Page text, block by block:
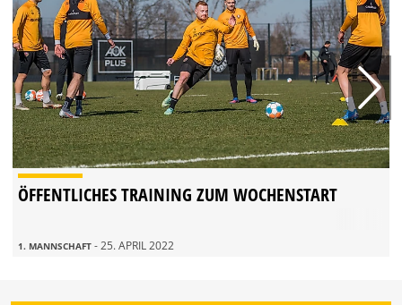
ÖFFENTLICHES TRAINING ZUM WOCHENSTART
1. MANNSCHAFT - 25. APRIL 2022